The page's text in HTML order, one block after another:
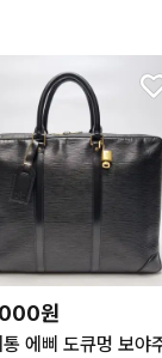
원